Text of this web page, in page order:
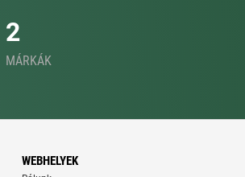
2
MÁRKÁK
WEBHELYEK